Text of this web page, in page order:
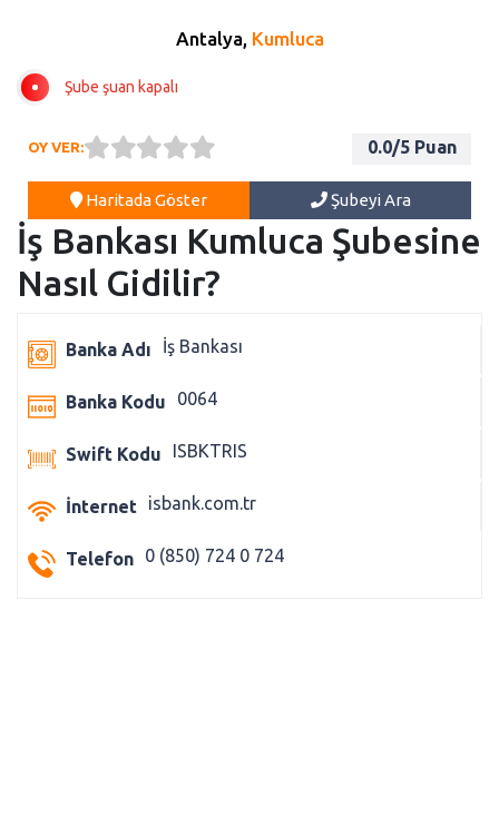
Antalya, Kumluca
Şube şuan kapalı
OY VER: 0.0/5 Puan
Haritada Göster Şubeyi Ara
İş Bankası Kumluca Şubesine
Nasıl Gidilir?
Banka Adı İş Bankası
Banka Kodu 0064
Swift Kodu ISBKTRIS
İnternet isbank.com.tr
Telefon 0 (850) 724 0 724